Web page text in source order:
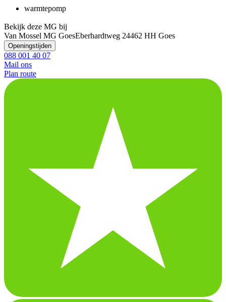
warmtepomp
Bekijk deze MG bij
Van Mossel MG GoesEberhardtweg 24462 HH Goes
Openingstijden
088 001 40 07
Mail ons
Plan route